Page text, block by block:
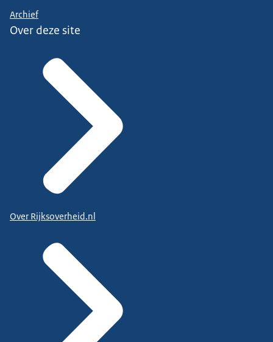
Archief
Over deze site
Over Rijksoverheid.nl